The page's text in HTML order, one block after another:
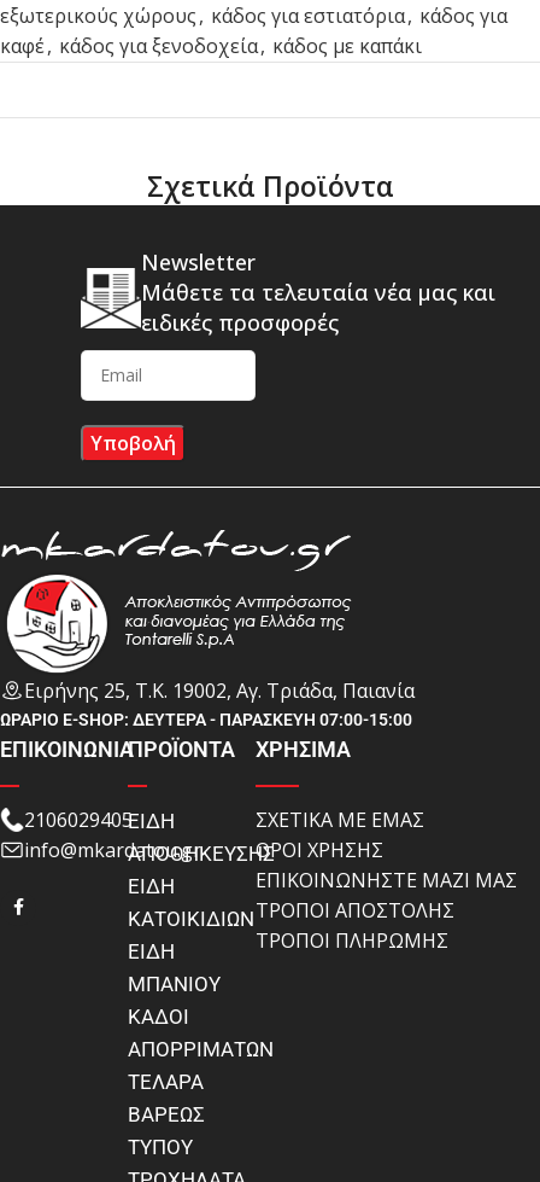
εξωτερικούς χώρους, κάδος για εστιατόρια, κάδος για
καφέ, κάδος για ξενοδοχεία, κάδος με καπάκι
Σχετικά Προϊόντα
Newsletter
Μάθετε τα τελευταία νέα μας και
ειδικές προσφορές
Ειρήνης 25, Τ.Κ. 19002, Αγ. Τριάδα, Παιανία
ΩΡΑΡΙΟ E-SHOP: ΔΕΥΤΕΡΑ - ΠΑΡΑΣΚΕΥΗ 07:00-15:00
ΕΠΙΚΟΙΝΩΝΙΑ
2106029405
info@mkardatou.gr
ΠΡΟΪΟΝΤΑ
ΕΙΔΗ
ΑΠΟΘΗΚΕΥΣΗΣ
ΕΙΔΗ
ΚΑΤΟΙΚΙΔΙΩΝ
ΕΙΔΗ
ΜΠΑΝΙΟΥ
ΚΑΔΟΙ
ΑΠΟΡΡΙΜΑΤΩΝ
ΤΕΛΑΡΑ
ΒΑΡΕΩΣ
ΤΥΠΟΥ
ΧΡΗΣΙΜΑ
ΣΧΕΤΙΚΑ ΜΕ ΕΜΑΣ
ΟΡΟΙ ΧΡΗΣΗΣ
ΕΠΙΚΟΙΝΩΝΗΣΤΕ ΜΑΖΙ ΜΑΣ
ΤΡΟΠΟΙ ΑΠΟΣΤΟΛΗΣ
ΤΡΟΠΟΙ ΠΛΗΡΩΜΗΣ